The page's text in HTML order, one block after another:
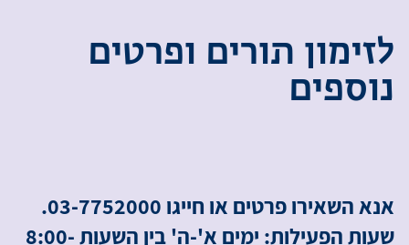
לזימון תורים ופרטים
נוספים
אנא השאירו פרטים או חייגו 03-7752000.
שעות הפעילות: ימים א'-ה' בין השעות 8:00-